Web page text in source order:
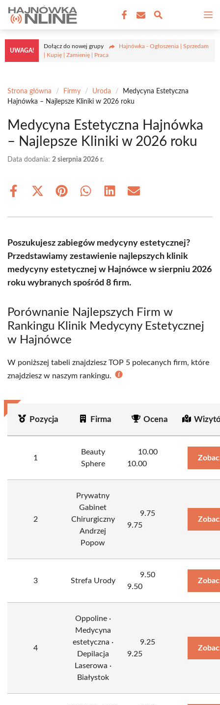
Przejdź
treści
UWAGA!
Dołącz do nowej grupy
Hajnówka - Ogłoszenia | Sprzedam
| Kupię | Zamienię | Praca
Strona główna / Firmy / Uroda /
Medycyna Estetyczna
Hajnówka – Najlepsze Kliniki w 2026 roku
Medycyna Estetyczna Hajnówka
– Najlepsze Kliniki w 2026 roku
Data dodania: 2 sierpnia 2026 r.
Share
Share
(Twitter)
Share Share Share Share
Poszukujesz zabiegów medycyny estetycznej?
Przedstawiamy zestawienie najlepszych klinik
medycyny estetycznej w Hajnówce w sierpniu 2026
roku wybranych spośród 8 firm.
Porównanie Najlepszych Firm w
Rankingu Klinik Medycyny Estetycznej
w Hajnówce
W poniższej tabeli znajdziesz TOP 5 polecanych firm, które
znajdziesz w naszym rankingu.
Pozycja Firma Ocena
1
Beauty
Sphere
10.00
10.00
2
Prywatny
Gabinet
Chirurgiczny
Andrzej
Popow
9.75
9.75
3 Strefa Urody
9.50
9.50
4
Oppoline ·
Medycyna
estetyczna ·
Depilacja
Laserowa ·
Białystok
9.25
9.25